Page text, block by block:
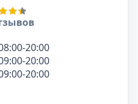
20:00
20:00
20:00